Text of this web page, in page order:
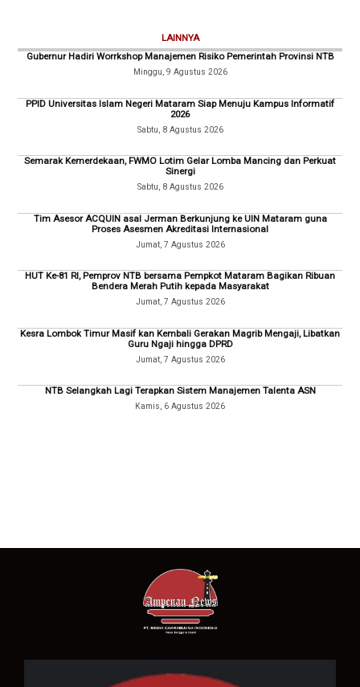
LAINNYA
Gubernur Hadiri Worrkshop Manajemen Risiko Pemerintah Provinsi NTB
Minggu, 9 Agustus 2026
PPID Universitas Islam Negeri Mataram Siap Menuju Kampus Informatif
2026
Sabtu, 8 Agustus 2026
Semarak Kemerdekaan, FWMO Lotim Gelar Lomba Mancing dan Perkuat
Sinergi
Sabtu, 8 Agustus 2026
Tim Asesor ACQUIN asal Jerman Berkunjung ke UIN Mataram guna
Proses Asesmen Akreditasi Internasional
Jumat, 7 Agustus 2026
HUT Ke-81 RI, Pemprov NTB bersama Pempkot Mataram Bagikan Ribuan
Bendera Merah Putih kepada Masyarakat
Jumat, 7 Agustus 2026
Kesra Lombok Timur Masif kan Kembali Gerakan Magrib Mengaji, Libatkan
Guru Ngaji hingga DPRD
Jumat, 7 Agustus 2026
NTB Selangkah Lagi Terapkan Sistem Manajemen Talenta ASN
Kamis, 6 Agustus 2026